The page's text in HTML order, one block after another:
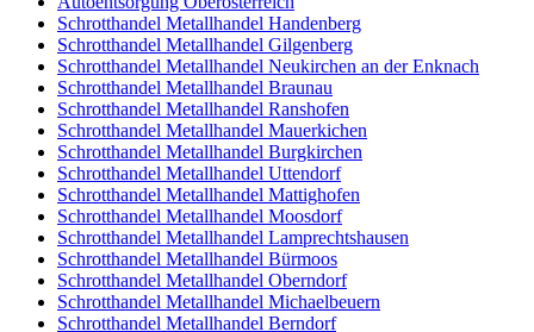
Schrotthandel Metallhandel Handenberg
Schrotthandel Metallhandel Gilgenberg
Schrotthandel Metallhandel Neukirchen an der Enknach
Schrotthandel Metallhandel Braunau
Schrotthandel Metallhandel Ranshofen
Schrotthandel Metallhandel Mauerkichen
Schrotthandel Metallhandel Burgkirchen
Schrotthandel Metallhandel Uttendorf
Schrotthandel Metallhandel Mattighofen
Schrotthandel Metallhandel Moosdorf
Schrotthandel Metallhandel Lamprechtshausen
Schrotthandel Metallhandel Bürmoos
Schrotthandel Metallhandel Oberndorf
Schrotthandel Metallhandel Michaelbeuern
Schrotthandel Metallhandel Berndorf